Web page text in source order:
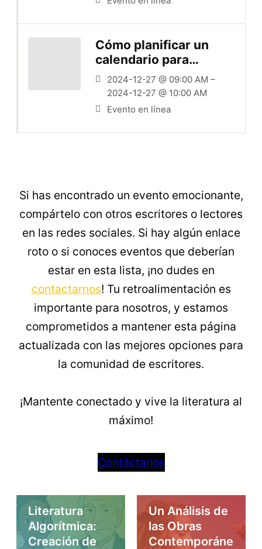
Cómo planificar un
calendario para
publicar varios libros
al año
2024-12-27 @ 09:00 AM –
2024-12-27 @ 10:00 AM
Evento en línea
Si has encontrado un evento emocionante,
compártelo con otros escritores o lectores
en las redes sociales. Si hay algún enlace
roto o si conoces eventos que deberían
estar en esta lista, ¡no dudes en
contactarnos! Tu retroalimentación es
importante para nosotros, y estamos
comprometidos a mantener esta página
actualizada con las mejores opciones para
la comunidad de escritores.
¡Mantente conectado y vive la literatura al
máximo!
Contáctanos
Literatura
Algorítmica:
Creación de
Un Análisis de
las Obras
Contemporáne